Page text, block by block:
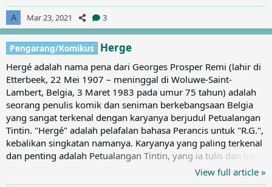
tentang betapa berharganya kehidupan dari pengalaman
masa perangnya, Tezuka Osamu bertujuan untuk menjadi
seorang dokter dan kemudian mendapatkan lisensinya, tetapi
akhirnya memilih profesi yang...
A Mar 23, 2021 3
Pengarang/Komikus Herge
Hergé adalah nama pena dari Georges Prosper Remi (lahir di
Etterbeek, 22 Mei 1907 – meninggal di Woluwe-Saint-
Lambert, Belgia, 3 Maret 1983 pada umur 75 tahun) adalah
seorang penulis komik dan seniman berkebangsaan Belgia
yang sangat terkenal dengan karyanya berjudul Petualangan
Tintin. "Hergé" adalah pelafalan bahasa Perancis untuk "R.G.",
kebalikan singkatan namanya. Karyanya yang paling terkenal
dan penting adalah Petualangan Tintin, yang ia tulis dan lukis
dari tahun 1929 hingga kematiannya pada 1983, yang
View full article »